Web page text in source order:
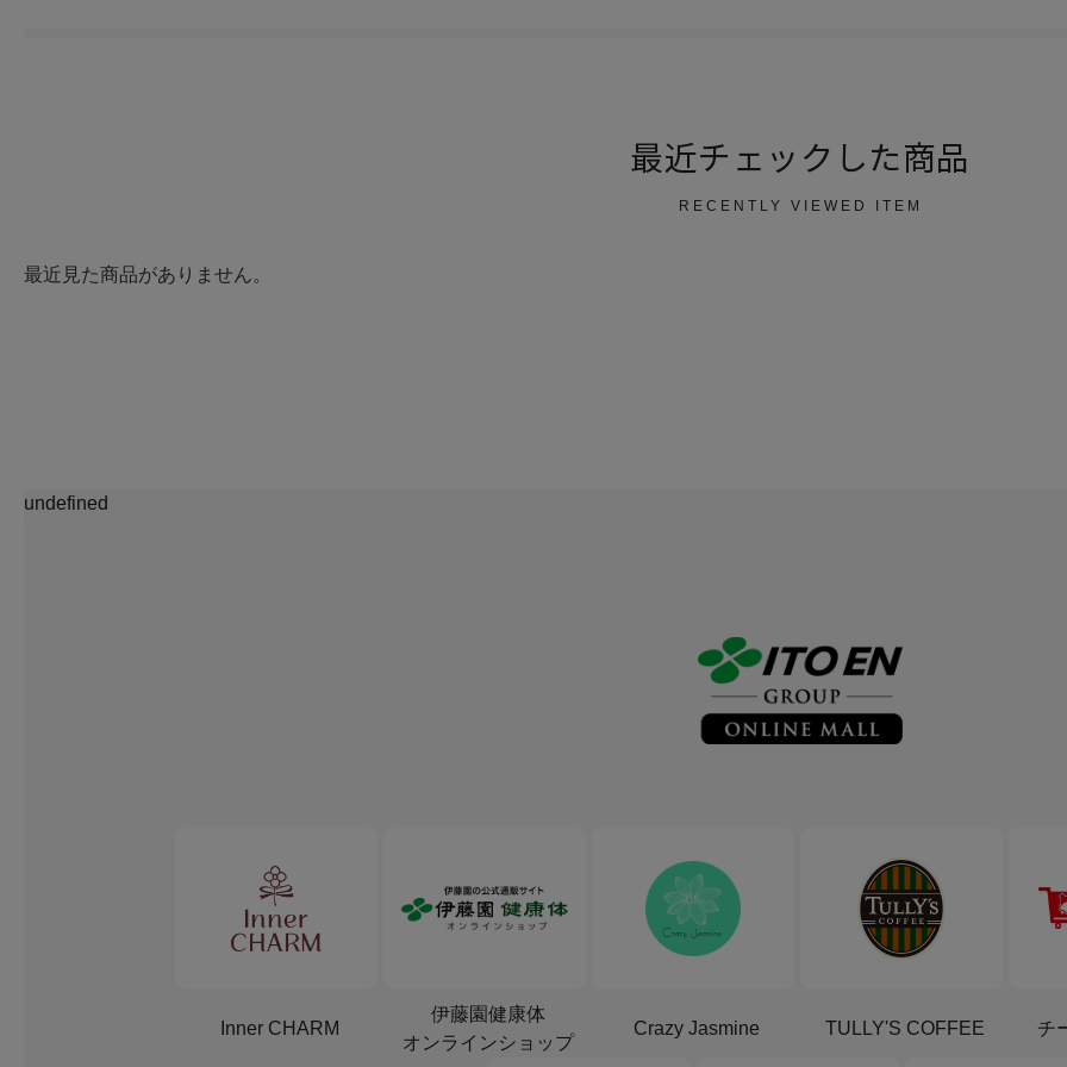
最近チェックした商品
RECENTLY VIEWED ITEM
最近見た商品がありません。
undefined
Inner CHARM
伊藤園健康体
オンラインショップ
Crazy Jasmine TULLY'S COFFEE チ